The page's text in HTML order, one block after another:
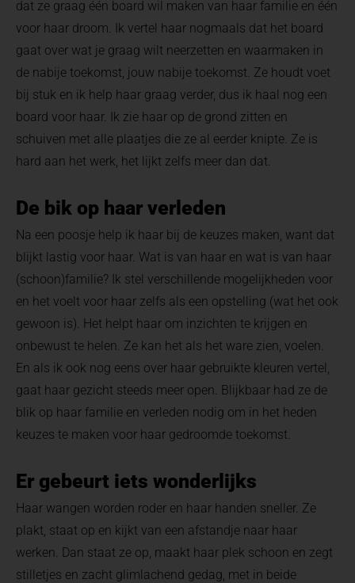
dat ze graag één board wil maken van haar familie en één
voor haar droom. Ik vertel haar nogmaals dat het board
gaat over wat je graag wilt neerzetten en waarmaken in
de nabije toekomst, jouw nabije toekomst. Ze houdt voet
bij stuk en ik help haar graag verder, dus ik haal nog een
board voor haar. Ik zie haar op de grond zitten en
schuiven met alle plaatjes die ze al eerder knipte. Ze is
hard aan het werk, het lijkt zelfs meer dan dat.
De bik op haar verleden
Na een poosje help ik haar bij de keuzes maken, want dat
blijkt lastig voor haar. Wat is van haar en wat is van haar
(schoon)familie? Ik stel verschillende mogelijkheden voor
en het voelt voor haar zelfs als een opstelling (wat het ook
gewoon is). Het helpt haar om inzichten te krijgen en
onbewust te helen. Ze kan het als het ware zien, voelen.
En als ik ook nog eens over haar gebruikte kleuren vertel,
gaat haar gezicht steeds meer open. Blijkbaar had ze de
blik op haar familie en verleden nodig om in het heden
keuzes te maken voor haar gedroomde toekomst.
Er gebeurt iets wonderlijks
Haar wangen worden roder en haar handen sneller. Ze
plakt, staat op en kijkt van een afstandje naar haar
werken. Dan staat ze op, maakt haar plek schoon en zegt
stilletjes en zacht glimlachend gedag, met in beide